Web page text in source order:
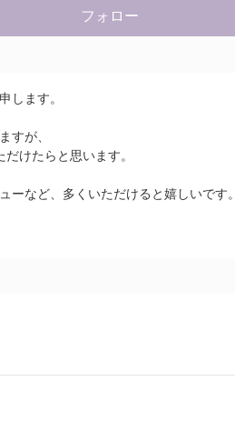
フォロー
します。
すが、
けたらと思います。
ーなど、多くいただけると嬉しいです。